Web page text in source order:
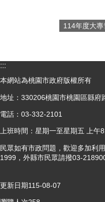
114年度大專
:::
本網站為桃園市政府版權所有
地址：330206桃園市桃園區縣府
電話：03-332-2101
上班時間：星期一至星期五 上午
民眾如有市政問題，歡迎多加利
1999，外縣市民眾請撥03-
更新日期115-08-07